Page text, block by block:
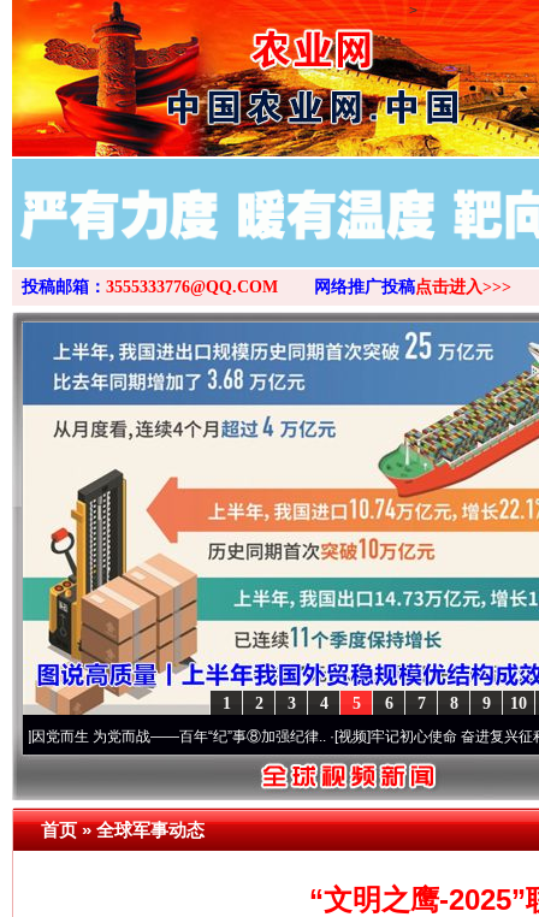
>
投稿邮箱： 3555333776@QQ.COM 网络推广投稿点击进入>>>
10
9
8
7
6
5
4
3
2
1
为党而战——百年“纪”事⑧加强纪律..·[视频]牢记初心使命 奋进复兴征程丨“转折之
首页»全球军事动态
“文明之鹰-